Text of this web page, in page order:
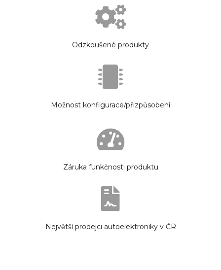
Odzkoušené produkty
Možnost konfigurace/přizpůsobení
Záruka funkčnosti produktu
Největší prodejci autoelektroniky v ČR